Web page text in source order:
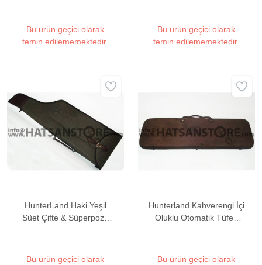
Bu ürün geçici olarak
temin edilememektedir.
Bu ürün geçici olarak
temin edilememektedir.
HunterLand Haki Yeşil
Süet Çifte & Süperpoze
Bu ürün geçici olarak
Hunterland Kahverengi İçi
Oluklu Otomatik Tüfek
Bu ürün geçici olarak